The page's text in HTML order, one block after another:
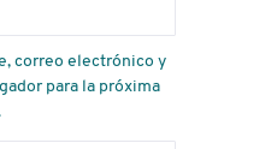
correo electrónico y
para la próxima